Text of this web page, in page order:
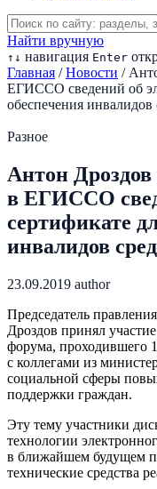
Найти вручную
↑ ↓ навигация Enter
Главная / Новости /
ЕГИССО сведений об
обеспечения
Разное
Антон Дроздов
в ЕГИССО
сертификате
инвалидов
23.09.2019 author
Председатель
Дроздов принял
форума, проходившего
с коллегами из
социальной сферы
поддержки граждан.
Эту тему участники
технологии
в ближайшем будущем
технические средства